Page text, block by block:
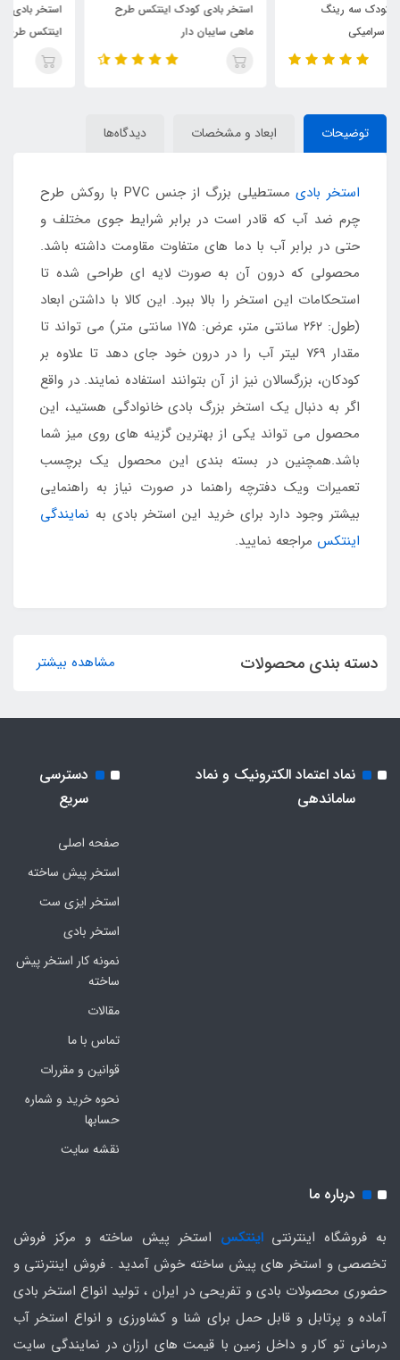
استخر بادی کودک اینتکس طرح
ماهی سایبان دار
استخر بادی سه رینگ کودک
توضیحات ابعاد و مشخصات دیدگاه‌ها
استخر بادی
مستطیلی بزرگ از جنس PVC با روکش طرح
چرم ضد آب که قادر است در برابر شرایط جوی مختلف و
حتی در برابر آب با دما های متفاوت مقاومت داشته باشد.
محصولی که درون آن به صورت لایه ای طراحی شده تا
استحکامات این استخر را بالا ببرد. این کالا با داشتن ابعاد
(طول: ۲۶۲ سانتی متر، عرض: ۱۷۵ سانتی متر) می تواند تا
مقدار ۷۶۹ لیتر آب را در درون خود جای دهد تا علاوه بر
کودکان، بزرگسالان نیز از آن بتوانند استفاده نمایند. در واقع
اگر به دنبال یک استخر بزرگ بادی خانوادگی هستید، این
محصول می تواند یکی از بهترین گزینه های روی میز شما
باشد.همچنین در بسته بندی این محصول یک برچسب
تعمیرات ویک دفترچه راهنما در صورت نیاز به راهنمایی
بیشتر وجود دارد برای خرید این استخر بادی به نمایندگی
اینتکس مراجعه نمایید.
دسته بندی محصولات مشاهده بیشتر
نماد اعتماد الکترونیک و نماد
ساماندهی
دسترسی
سریع
صفحه اصلی
استخر پیش ساخته
استخر ایزی ست
استخر بادی
نمونه کار استخر پیش
ساخته
مقالات
تماس با ما
قوانین و مقررات
نحوه خرید و شماره
حسابها
نقشه سایت
درباره ما
به فروشگاه اینترنتیاینتکس استخر پیش ساخته و مرکز فروش
تخصصی و استخر های پیش ساخته خوش آمدید . فروش اینترنتی و
حضوری محصولات بادی و تفریحی در ایران ، تولید انواع استخر بادی
آماده و پرتابل و قابل حمل برای شنا و کشاورزی و انواع استخر آب
درمانی تو کار و داخل زمین با قیمت های ارزان در نمایندگی سایت